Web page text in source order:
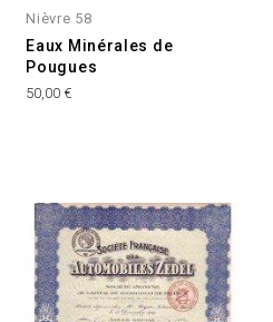
Nièvre 58
Eaux Minérales de
Pougues
Prix
50,00 €